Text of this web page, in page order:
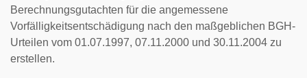
Berechnungsgutachten für die angemessene
Vorfälligkeitsentschädigung nach den maßgeblichen BGH-
Urteilen vom 01.07.1997, 07.11.2000 und 30.11.2004 zu
erstellen.